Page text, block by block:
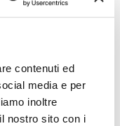
contenuti ed
media e per
inoltre
nostro sito con i